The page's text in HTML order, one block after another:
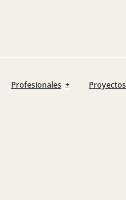
Profesionales Proyectos